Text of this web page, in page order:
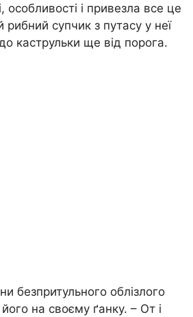
особливості і привезла все це
рибний супчик з путасу у неї
каструльки ще від порога.
безпритульного облізлого
на своєму ґанку. – От і